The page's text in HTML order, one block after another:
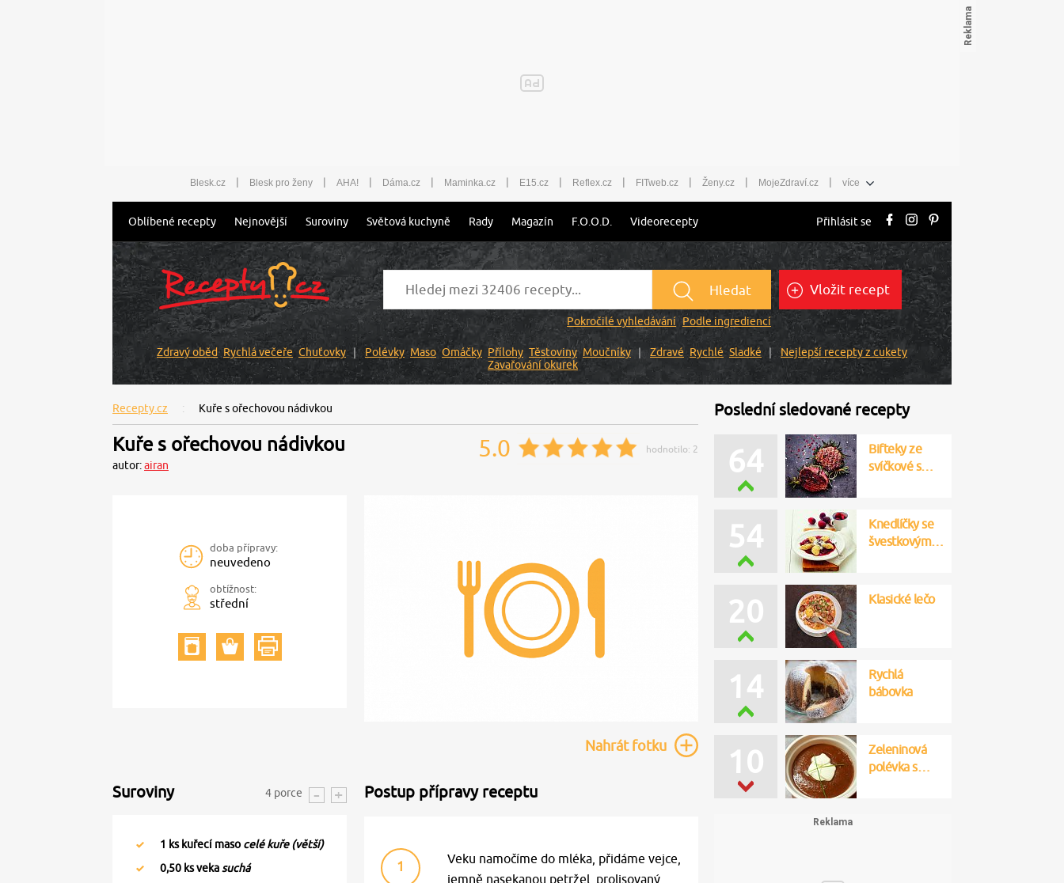
Blesk.cz | Blesk pro ženy | AHA! | Dáma.cz | Maminka.cz | E15.cz | Reflex.cz | FITweb.cz | Ženy.cz | MojeZdraví.cz | více
Oblíbené recepty Nejnovější Suroviny Světová kuchyně Rady Magazín F.O.O.D. Videorecepty Přihlásit se
Hledat
Pokročilé vyhledávání Podle ingrediencí
Vložit recept
Zdravý oběd Rychlá večeře Chuťovky Polévky Maso Omáčky Přílohy Těstoviny Moučníky Zdravé Rychlé Sladké
Nejlepší recepty z cukety
Zavařování okurek
Recepty.cz Kuře s ořechovou nádivkou
Kuře s ořechovou nádivkou
autor:airan
5.0 hodnotilo: 2
doba přípravy:
neuvedeno
obtížnost:
střední
Nahrátfotku
Suroviny 4 porce
1 ks kuřecí maso celé kuře (větší)
0,50 ks veka suchá
Postup přípravy receptu
1
Veku namočíme do mléka, přidáme vejce,
jemně nasekanou petržel, prolisovaný
Poslední sledované recepty
64
Bifteky ze
svíčkové s…
54
Knedlíčky se
švestkovým…
20 Klasické lečo
14
Rychlá
bábovka
10
Zeleninová
polévka s…